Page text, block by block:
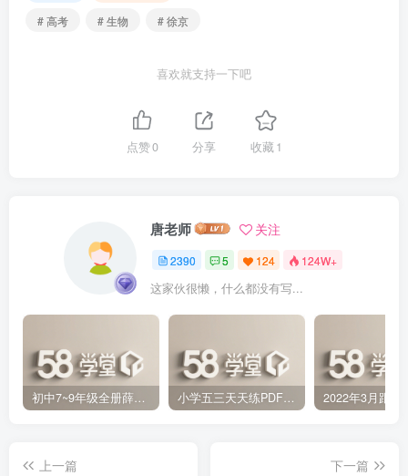
# 高考
# 生物 # 徐京
喜欢就支持一下吧
点赞0 分享 收藏1
唐老师 关注
2390 5 124 124W+
这家伙很懒，什么都没有写...
初中7~9年级全册薛金星中学教材全解PDF 百度网盘分享下载 小学五三天天练PDF（压缩打包）百度网盘分享下载
上一篇
下一篇